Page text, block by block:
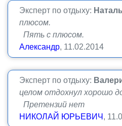
Эксперт по отдыху:
плюсом.
Пять с плюсом.
Александр, 11.02.2014
Эксперт по отдыху:
целом отдохнул хорошо
Претензий нет
НИКОЛАЙ ЮРЬЕВИЧ ,